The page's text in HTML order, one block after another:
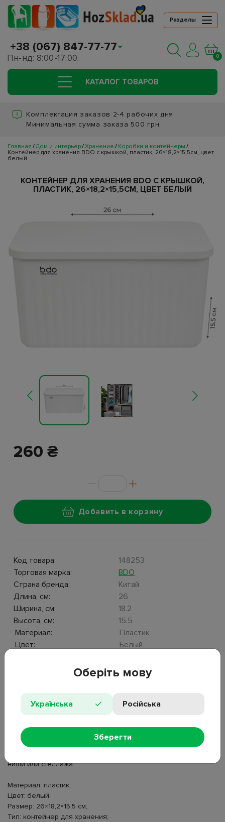
Разделы
+38 (067) 847-77-77
Пн-нд: 8:00-17:00. 0
КАТАЛОГ ТОВАРОВ
Комплектация заказов 2-4 рабочих дня.
Минимальная сумма заказа 500 грн.
Главная Дом и интерьер Хранение
Коробки и контейнеры
Контейнер для хранения BDO с крышкой, пластик, 26×18,2×15,5см, цвет
белый
КОНТЕЙНЕР ДЛЯ ХРАНЕНИЯ BDO С КРЫШКОЙ,
ПЛАСТИК, 26×18,2×15,5СМ, ЦВЕТ БЕЛЫЙ
260 ₴
Добавить в корзину
Код товара:
148253
Торговая марка:
BDO
Страна бренда:
Китай
Длина, см:
26
Ширина, см:
18.2
Высота, см:
15.5
Материал:
Пластик
Цвет:
Белый
6921091662226
ОПИСАНИЕ
бытовых вещей или упаковок на полках и шкафах. Крышка
закрывает содержимое пыли. Боковые вырезы
ниши или стеллажа.
Материал: пластик;
Цвет: белый;
Размер: 26×18,2×15,5 см;
Тип: контейнер для хранения;
Оберіть мову
Українська Російська
Зберегти